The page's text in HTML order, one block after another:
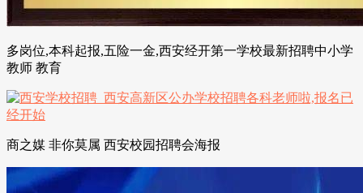
多岗位,本科起报,五险一金,西安经开第一学校最新招聘中小学
教师 教育
商之媒 非你莫属 西安校园招聘会海报